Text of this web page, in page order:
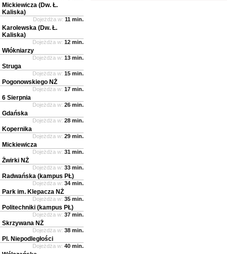
Mickiewicza (Dw. Ł.
Kaliska)
Dojeżdża w: 11 min.
Karolewska (Dw. Ł.
Kaliska)
Dojeżdża w: 12 min.
Włókniarzy
Dojeżdża w: 13 min.
Struga
Dojeżdża w: 15 min.
Pogonowskiego NŻ
Dojeżdża w: 17 min.
6 Sierpnia
Dojeżdża w: 26 min.
Gdańska
Dojeżdża w: 28 min.
Kopernika
Dojeżdża w: 29 min.
Mickiewicza
Dojeżdża w: 31 min.
Żwirki NŻ
Dojeżdża w: 33 min.
Radwańska (kampus PŁ)
Dojeżdża w: 34 min.
Park im. Klepacza NŻ
Dojeżdża w: 35 min.
Politechniki (kampus PŁ)
Dojeżdża w: 37 min.
Skrzywana NŻ
Dojeżdża w: 38 min.
Pl. Niepodległości
Dojeżdża w: 40 min.